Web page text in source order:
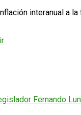
interanual a